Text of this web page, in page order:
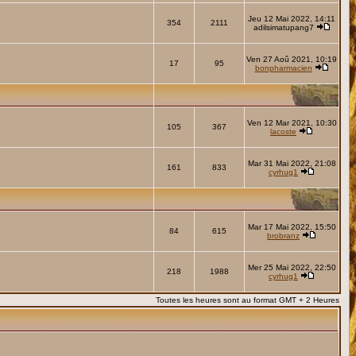
354 2111
Jeu 12 Mai 2022, 14:11
adilsimatupang7
17 95
Ven 27 Aoû 2021, 10:19
bonpharmacien
105 367
Ven 12 Mar 2021, 10:30
lacoste
161 833
Mar 31 Mai 2022, 21:08
cyrhug1
84 615
Mar 17 Mai 2022, 15:50
brobranz
218 1988
Mer 25 Mai 2022, 22:50
cyrhug1
Toutes les heures sont au format GMT + 2 Heures